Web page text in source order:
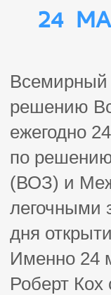
24
Всемирный
решению
ежегодно
по
(ВОЗ) и
легочными
дня
Именно 24
Роберт Кох